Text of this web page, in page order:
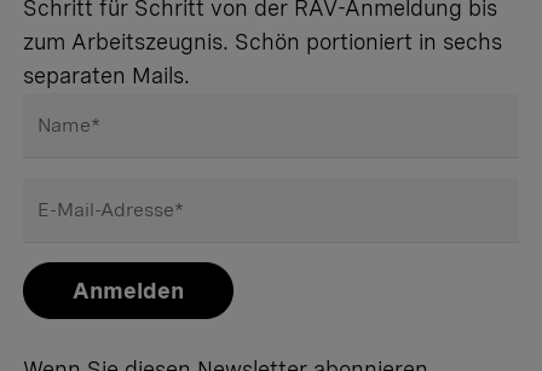
Schritt für Schritt von der RAV-Anmeldung bis
zum Arbeitszeugnis. Schön portioniert in sechs
separaten Mails.
Name*
E-Mail-Adresse*
Anmelden